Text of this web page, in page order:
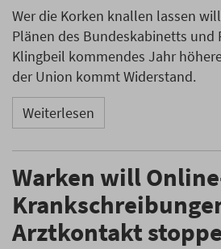
Wer die Korken knallen lassen
Plänen des Bundeskabinetts und
Klingbeil kommendes Jahr
der Union kommt Widerstand.
Weiterlesen
Warken will
Arztkontakt